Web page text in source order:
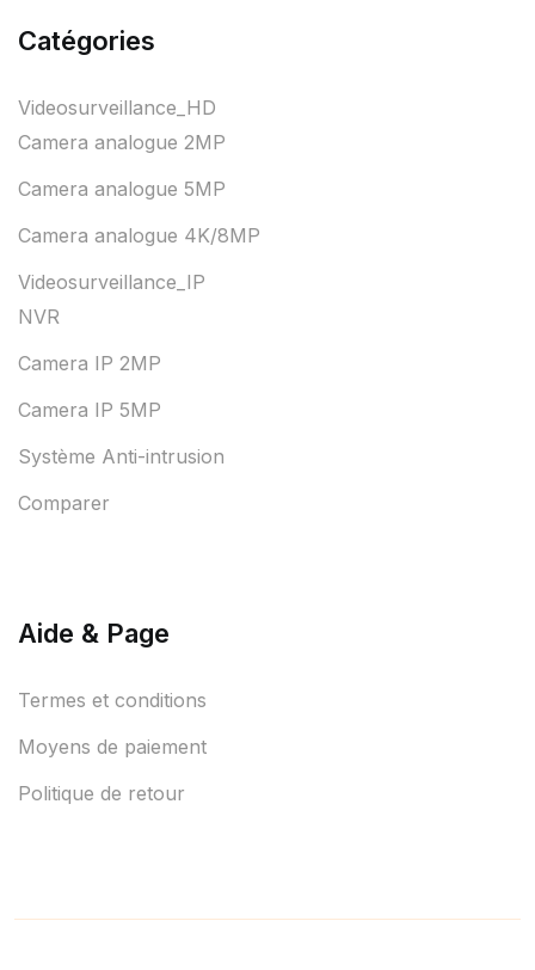
Catégories
Videosurveillance_HD
Camera analogue 2MP
Camera analogue 5MP
Camera analogue 4K/8MP
Videosurveillance_IP
NVR
Camera IP 2MP
Camera IP 5MP
Système Anti-intrusion
Comparer
Aide & Page
Termes et conditions
Moyens de paiement
Politique de retour